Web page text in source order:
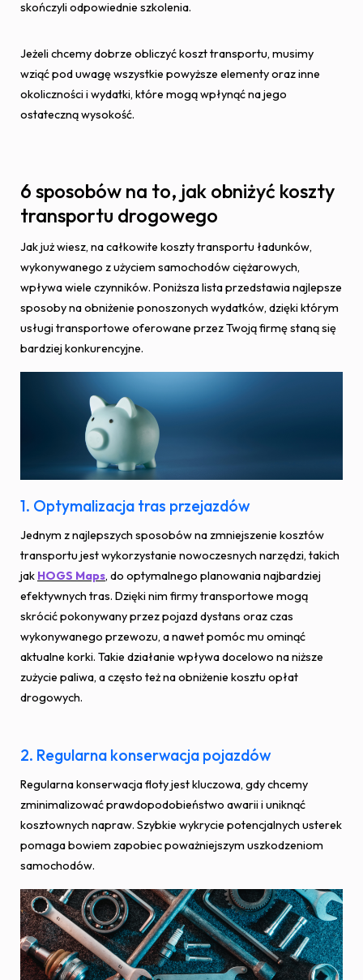
skończyli odpowiednie szkolenia.
Jeżeli chcemy dobrze obliczyć koszt transportu, musimy
wziąć pod uwagę wszystkie powyższe elementy oraz inne
okoliczności i wydatki, które mogą wpłynąć na jego
ostateczną wysokość.
6 sposobów na to, jak obniżyć koszty
transportu drogowego
Jak już wiesz, na całkowite koszty transportu ładunków,
wykonywanego z użyciem samochodów ciężarowych,
wpływa wiele czynników. Poniższa lista przedstawia najlepsze
sposoby na obniżenie ponoszonych wydatków, dzięki którym
usługi transportowe oferowane przez Twoją firmę staną się
bardziej konkurencyjne.
1. Optymalizacja tras przejazdów
Jednym z najlepszych sposobów na zmniejszenie kosztów
transportu jest wykorzystanie nowoczesnych narzędzi, takich
jak HOGS Maps, do optymalnego planowania najbardziej
efektywnych tras. Dzięki nim firmy transportowe mogą
skrócić pokonywany przez pojazd dystans oraz czas
wykonywanego przewozu, a nawet pomóc mu ominąć
aktualne korki. Takie działanie wpływa docelowo na niższe
zużycie paliwa, a często też na obniżenie kosztu opłat
drogowych.
2. Regularna konserwacja pojazdów
Regularna konserwacja floty jest kluczowa, gdy chcemy
zminimalizować prawdopodobieństwo awarii i uniknąć
kosztownych napraw. Szybkie wykrycie potencjalnych usterek
pomaga bowiem zapobiec poważniejszym uszkodzeniom
samochodów.